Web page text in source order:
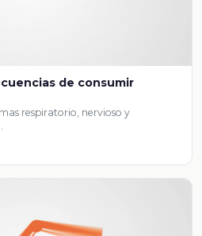
de consumir
respiratorio, nervioso y